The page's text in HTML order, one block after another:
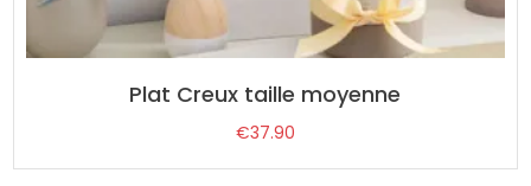
Plat Creux taille moyenne
€37.90